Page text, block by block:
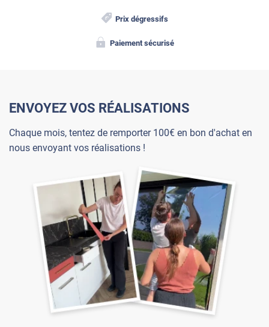
Prix dégressifs
Paiement sécurisé
ENVOYEZ VOS RÉALISATIONS
Chaque mois, tentez de remporter 100€ en bon d'achat en
nous envoyant vos réalisations !